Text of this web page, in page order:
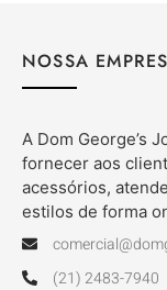
NOSSA
A Dom George’s
fornecer aos
acessórios,
estilos de forma
(21) 2483-7940